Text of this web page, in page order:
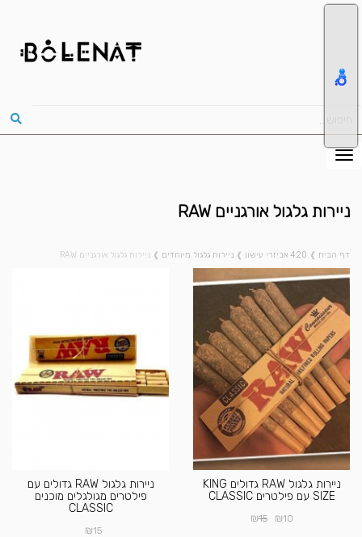
ניירות גלגול אורגניים RAW
דף הבית ❱ 4:20 אביזרי עישון ❱ ניירות גלגול מיוחדים ❱ ניירות גלגול אורגניים RAW
ניירות גלגול RAW גדולים KING
SIZE עם פילטרים CLASSIC
₪10
₪15
ניירות גלגול RAW גדולים עם
פילטרים מגולגלים מוכנים
CLASSIC
₪15